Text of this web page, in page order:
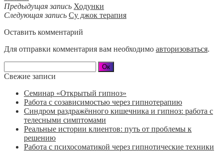
Предыдущая запись Ходунки
Следующая запись Су джок терапия
Оставить комментарий
Для отправки комментария вам необходимо авторизоваться.
Свежие записи
Семинар «Открытый гипноз»
Работа с созависимостью через гипнотерапию
Синдром раздражённого кишечника и гипноз: работа с
телесными симптомами
Реальные истории клиентов: путь от проблемы к
решению
Работа с психосоматикой через гипнотические техники